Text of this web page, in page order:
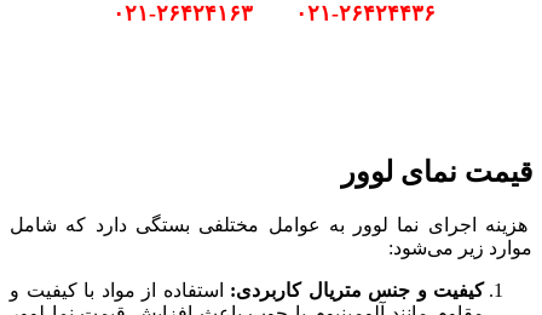
۰۲۱-۲۶۴۲۴۴۳۶ ۰۲۱-۲۶۴۲۴۱۶۳
قیمت نمای لوور
هزینه اجرای نما لوور به عوامل مختلفی بستگی دارد که شامل
موارد زیر می‌شود:
کیفیت و جنس متریال کاربردی: استفاده از مواد با کیفیت و